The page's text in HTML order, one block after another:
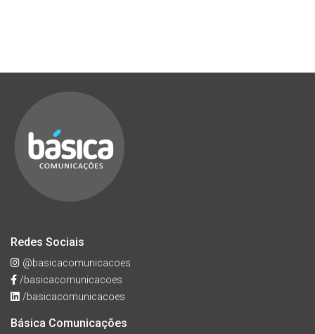
Redes Sociais
@basicacomunicacoes
/basicacomunicacoes
/basicacomunicacoes
Básica Comunicações